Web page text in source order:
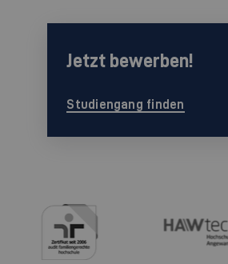
Jetzt bewerben!
Studiengang finden